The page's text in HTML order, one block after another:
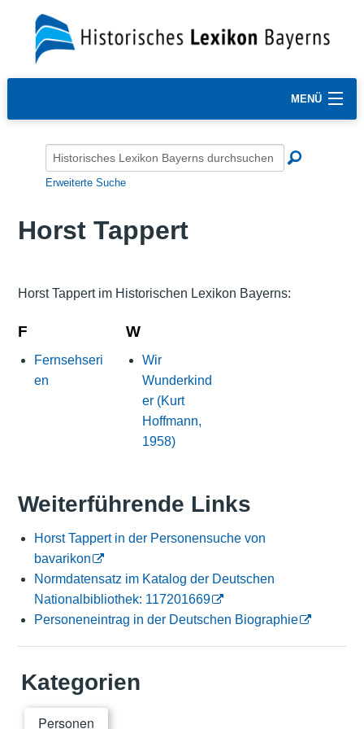
MENÜ
Erweiterte Suche
Horst Tappert
Horst Tappert im Historischen Lexikon Bayerns:
F
Fernsehseri
en
W
Wir
Wunderkind
er (Kurt
Hoffmann,
1958)
Weiterführende Links
Horst Tappert in der Personensuche von
bavarikon
Normdatensatz im Katalog der Deutschen
Nationalbibliothek: 117201669
Personeneintrag in der Deutschen Biographie
Kategorien
Personen